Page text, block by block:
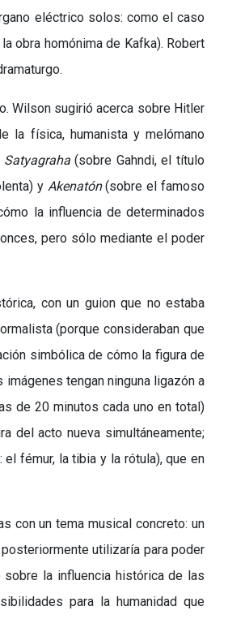
eléctrico solos: como el caso
obra homónima de Kafka). Robert
Wilson sugirió acerca sobre Hitler
la física, humanista y melómano
Satyagraha(sobre Gahndi, el título
y Akenatón(sobre el famoso
la influencia de determinados
pero sólo mediante el poder
con un guion que no estaba
(porque consideraban que
simbólica de cómo la figura de
tengan ninguna ligazón a
de 20 minutos cada uno en total)
del acto nueva simultáneamente;
fémur, la tibia y la rótula), que en
con un tema musical concreto: un
utilizaría para poder
la influencia histórica de las
para la humanidad que